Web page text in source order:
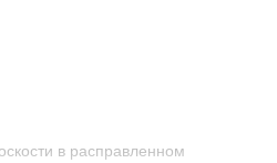
в расправленном